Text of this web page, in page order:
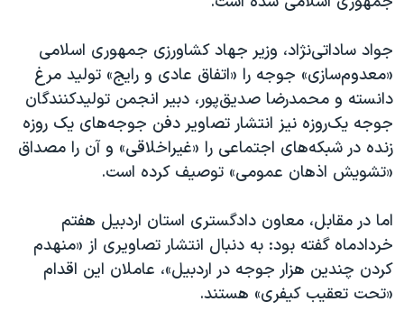
جواد ساداتی‌نژاد، وزیر جهاد کشاورزی جمهوری اسلامی
«معدوم‌سازی» جوجه را «اتفاق عادی و رایج» تولید مرغ
دانسته و محمدرضا صدیق‌پور، دبیر انجمن تولیدکنندگان
جوجه یک‌روزه نیز انتشار تصاویر دفن جوجه‌های یک روزه
زنده در شبکه‌های اجتماعی را «غیراخلاقی» و آن را مصداق
«تشویش اذهان عمومی» توصیف کرده است.
اما در مقابل، معاون دادگستری استان اردبیل هفتم
خردادماه گفته بود: به دنبال انتشار تصاویری از «منهدم
کردن چندین هزار جوجه در اردبیل»، عاملان این اقدام
«تحت تعقیب کیفری» هستند.